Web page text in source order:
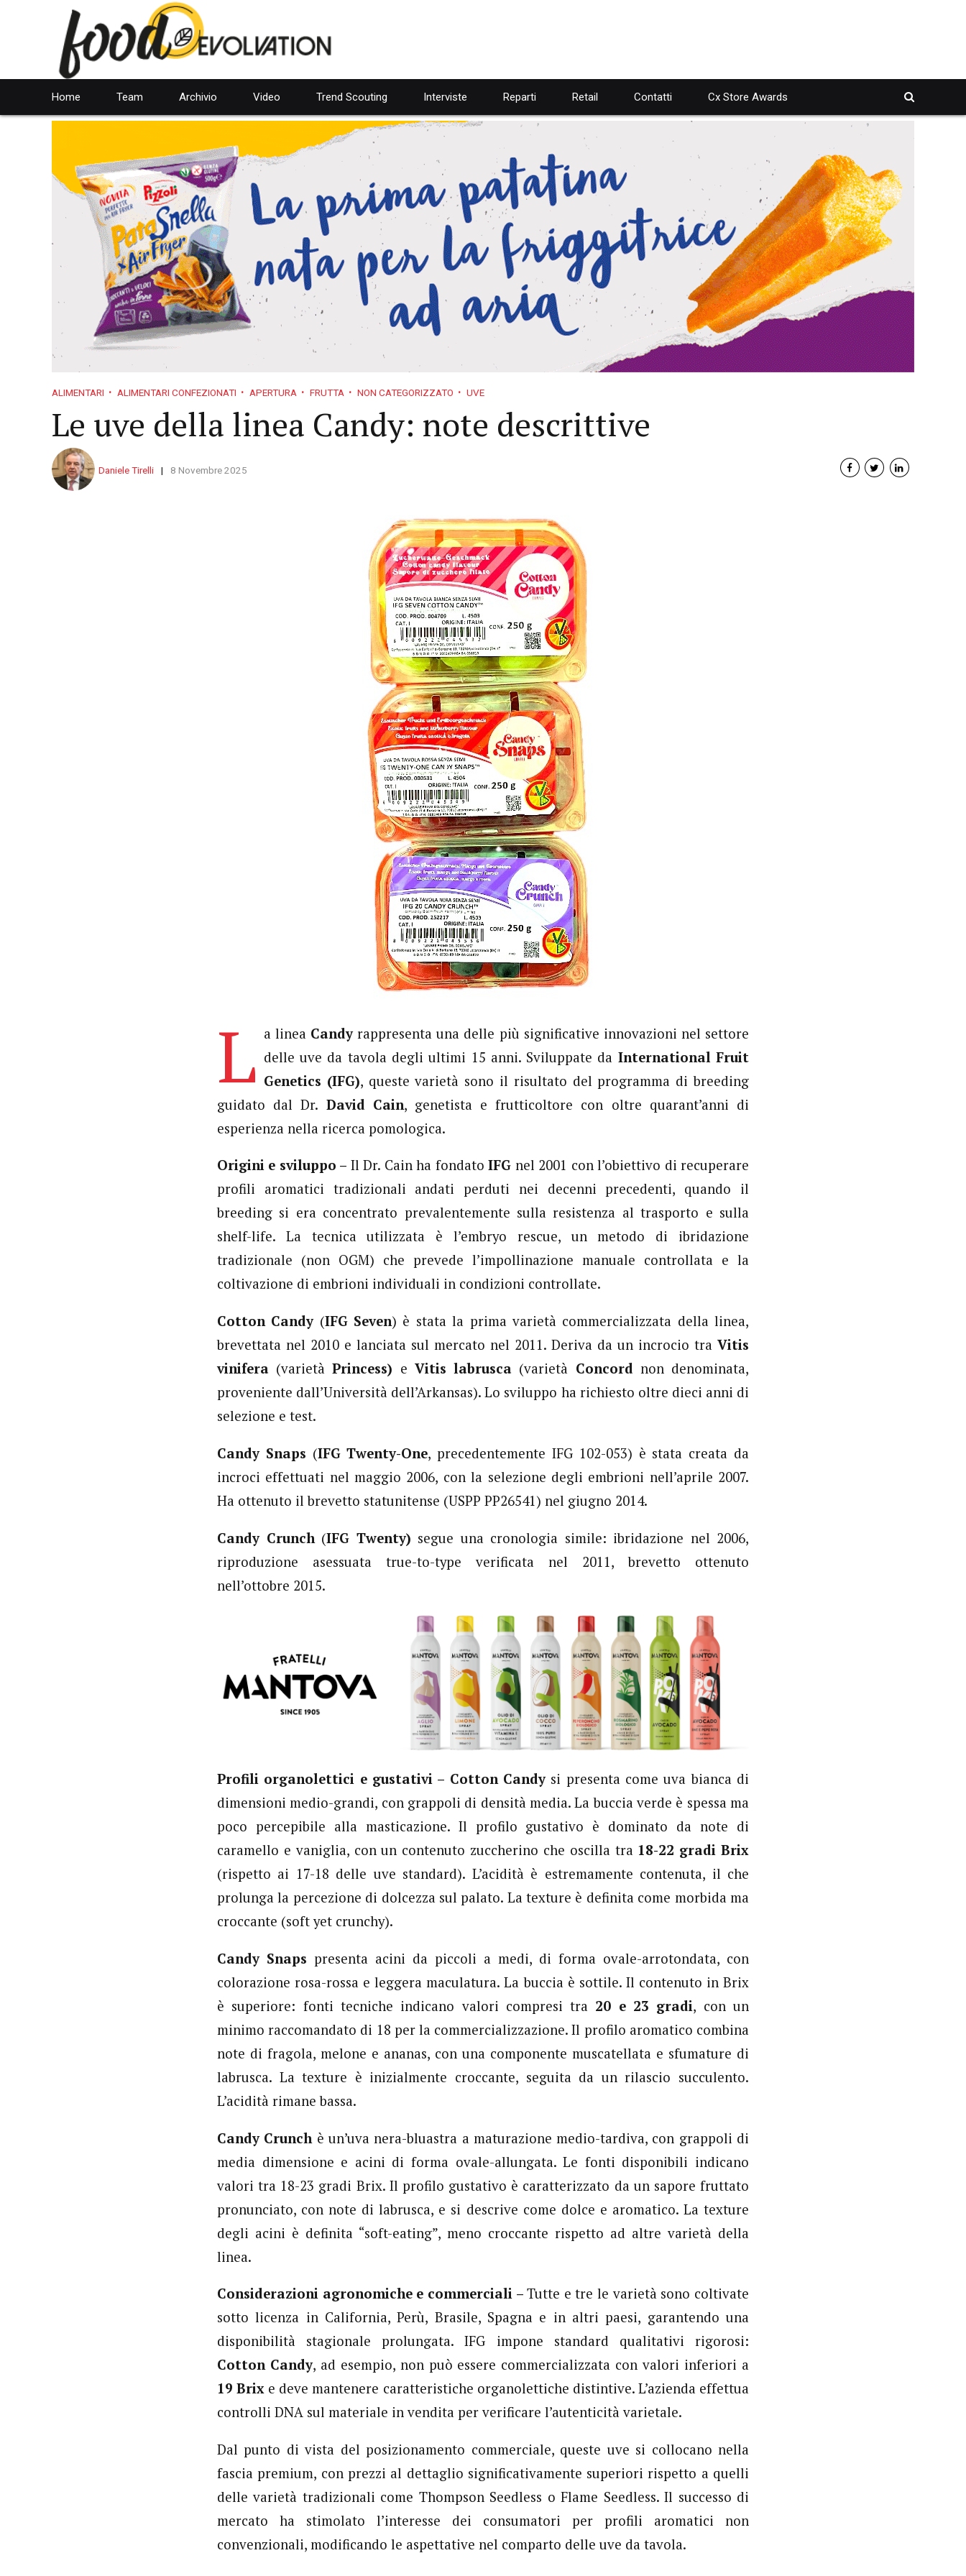
Home Team Archivio Video Trend Scouting Interviste Reparti Retail Contatti Cx Store Awards
ALIMENTARI ALIMENTARI CONFEZIONATI APERTURA FRUTTA NON CATEGORIZZATO UVE
Le uve della linea Candy: note descrittive
Daniele Tirelli 8 Novembre 2025
L a linea Candyrappresenta una delle più significative innovazioni nel settore
delle uve da tavola degli ultimi 15 anni. Sviluppate da International Fruit
Genetics (IFG), queste varietà sono il risultato del programma di breeding
guidato dal Dr. David Cain, genetista e frutticoltore con oltre quarant’anni di
esperienza nella ricerca pomologica.
Origini e sviluppo – Il Dr. Cain ha fondatoIFG nel 2001 con l’obiettivo di recuperare
profili aromatici tradizionali andati perduti nei decenni precedenti, quando il
breeding si era concentrato prevalentemente sulla resistenza al trasporto e sulla
shelf-life. La tecnica utilizzata è l’embryo rescue, un metodo di ibridazione
tradizionale (non OGM) che prevede l’impollinazione manuale controllata e la
coltivazione di embrioni individuali in condizioni controllate.
Cotton Candy(IFG Seven) è stata la prima varietà commercializzata della linea,
brevettata nel 2010 e lanciata sul mercato nel 2011. Deriva da un incrocio tra Vitis
vinifera (varietàPrincess) e Vitis labrusca (varietà Concordnon denominata,
proveniente dall’Università dell’Arkansas). Lo sviluppo ha richiesto oltre dieci anni di
selezione e test.
Candy Snaps (IFG Twenty-One, precedentemente IFG 102-053) è stata creata da
incroci effettuati nel maggio 2006, con la selezione degli embrioni nell’aprile 2007.
Ha ottenuto il brevetto statunitense (USPP PP26541) nel giugno 2014.
Candy Crunch(IFG Twenty) segue una cronologia simile: ibridazione nel 2006,
riproduzione asessuata true-to-type verificata nel 2011, brevetto ottenuto
nell’ottobre 2015.
Profili organolettici e gustativi – Cotton Candysi presenta come uva bianca di
dimensioni medio-grandi, con grappoli di densità media. La buccia verde è spessa ma
poco percepibile alla masticazione. Il profilo gustativo è dominato da note di
caramello e vaniglia, con un contenuto zuccherino che oscilla tra 18-22 gradi Brix
(rispetto ai 17-18 delle uve standard). L’acidità è estremamente contenuta, il che
prolunga la percezione di dolcezza sul palato. La texture è definita come morbida ma
croccante (soft yet crunchy).
Candy Snaps presenta acini da piccoli a medi, di forma ovale-arrotondata, con
colorazione rosa-rossa e leggera maculatura. La buccia è sottile. Il contenuto in Brix
è superiore: fonti tecniche indicano valori compresi tra 20 e 23 gradi, con un
minimo raccomandato di 18 per la commercializzazione. Il profilo aromatico combina
note di fragola, melone e ananas, con una componente muscatellata e sfumature di
labrusca. La texture è inizialmente croccante, seguita da un rilascio succulento.
L’acidità rimane bassa.
Candy Crunch è un’uva nera-bluastra a maturazione medio-tardiva, con grappoli di
media dimensione e acini di forma ovale-allungata. Le fonti disponibili indicano
valori tra 18-23 gradi Brix. Il profilo gustativo è caratterizzato da un sapore fruttato
pronunciato, con note di labrusca, e si descrive come dolce e aromatico. La texture
degli acini è definita “soft-eating”, meno croccante rispetto ad altre varietà della
linea.
Considerazioni agronomiche e commerciali –Tutte e tre le varietà sono coltivate
sotto licenza in California, Perù, Brasile, Spagna e in altri paesi, garantendo una
disponibilità stagionale prolungata. IFG impone standard qualitativi rigorosi:
Cotton Candy, ad esempio, non può essere commercializzata con valori inferiori a
19 Brix e deve mantenere caratteristiche organolettiche distintive. L’azienda effettua
controlli DNA sul materiale in vendita per verificare l’autenticità varietale.
Dal punto di vista del posizionamento commerciale, queste uve si collocano nella
fascia premium, con prezzi al dettaglio significativamente superiori rispetto a quelli
delle varietà tradizionali come Thompson Seedless o Flame Seedless. Il successo di
mercato ha stimolato l’interesse dei consumatori per profili aromatici non
convenzionali, modificando le aspettative nel comparto delle uve da tavola.